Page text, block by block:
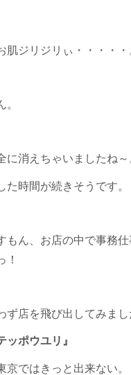
肌ジリジリぃ・・・・・
に消えちゃいましたね～
た時間が続きそうです。
もん、お店の中で事務
！
ず店を飛び出してみまし
ッポウユリ』
ではきっと出来ない。